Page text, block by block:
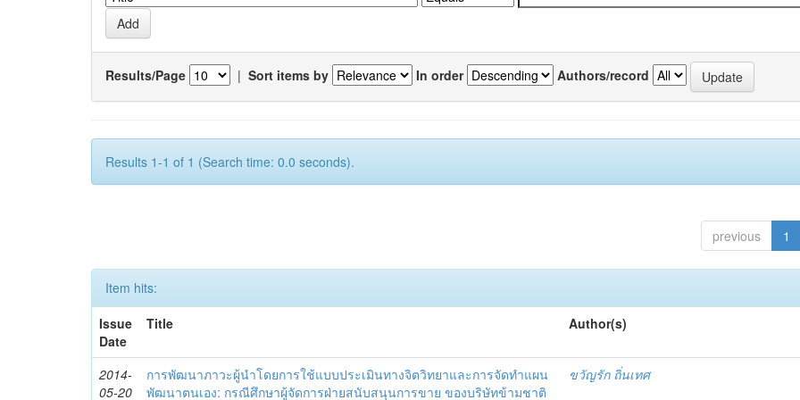
Results/Page | Sort items by In order Authors/record
Results 1-1 of 1 (Search time: 0.0 seconds).
previous 1
Item hits:
Issue
Date
Title Author(s)
2014-
05-20
การพัฒนาภาวะผู้นำโดยการใช้แบบประเมินทางจิตวิทยาและการจัดทำแผน
พัฒนาตนเอง: กรณีศึกษาผู้จัดการฝ่ายสนับสนุนการขาย ของบริษัทข้ามชาติ
ขวัญรัก ถิ่นเทศ